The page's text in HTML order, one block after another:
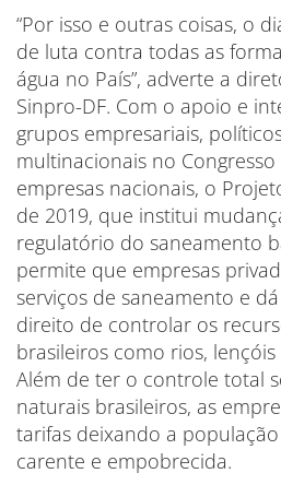
“Por isso e outras coisas, o
de luta contra todas as
água no País”, adverte a
Sinpro-DF. Com o apoio e
grupos empresariais,
multinacionais no
empresas nacionais, o
de 2019, que institui
regulatório do saneamento
permite que empresas
serviços de saneamento e
direito de controlar os
brasileiros como rios,
Além de ter o controle total
naturais brasileiros, as
tarifas deixando a
carente e empobrecida.